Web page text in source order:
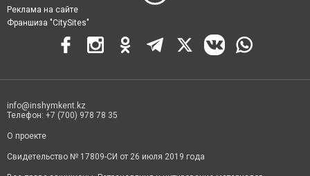
Реклама на сайте
Франшиза "CitySites"
info@inshymkent.kz
Телефон: +7 (700) 978 78 35
О проекте
Свидетельство № 17809-СИ от 26 июля 2019 года